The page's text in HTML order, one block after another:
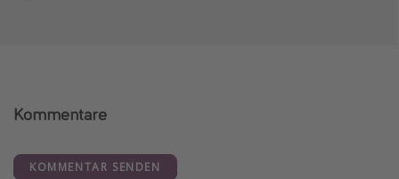
Kommentare
KOMMENTAR SENDEN